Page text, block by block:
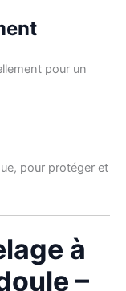
pour un
pour protéger et
à
–